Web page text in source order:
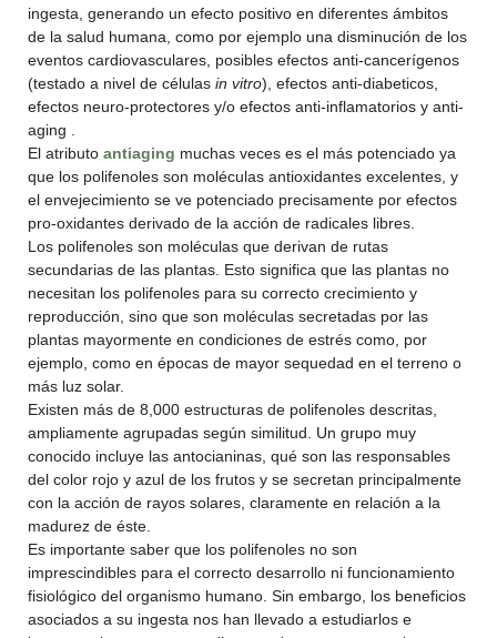
ingesta, generando un efecto positivo en diferentes ámbitos
de la salud humana, como por ejemplo una disminución de los
eventos cardiovasculares, posibles efectos anti-cancerígenos
(testado a nivel de células in vitro), efectos anti-diabeticos,
efectos neuro-protectores y/o efectos anti-inflamatorios y anti-
aging .
El atributo antiaging muchas veces es el más potenciado ya
que los polifenoles son moléculas antioxidantes excelentes, y
el envejecimiento se ve potenciado precisamente por efectos
pro-oxidantes derivado de la acción de radicales libres.
Los polifenoles son moléculas que derivan de rutas
secundarias de las plantas. Esto significa que las plantas no
necesitan los polifenoles para su correcto crecimiento y
reproducción, sino que son moléculas secretadas por las
plantas mayormente en condiciones de estrés como, por
ejemplo, como en épocas de mayor sequedad en el terreno o
más luz solar.
Existen más de 8,000 estructuras de polifenoles descritas,
ampliamente agrupadas según similitud. Un grupo muy
conocido incluye las antocianinas, qué son las responsables
del color rojo y azul de los frutos y se secretan principalmente
con la acción de rayos solares, claramente en relación a la
madurez de éste.
Es importante saber que los polifenoles no son
imprescindibles para el correcto desarrollo ni funcionamiento
fisiológico del organismo humano. Sin embargo, los beneficios
asociados a su ingesta nos han llevado a estudiarlos e